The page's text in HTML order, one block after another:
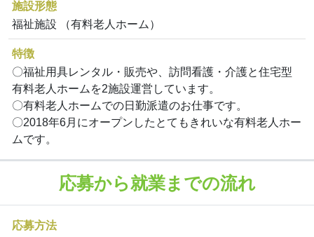
施設形態
福祉施設 （有料老人ホーム）
特徴
〇福祉用具レンタル・販売や、訪問看護・介護と住宅型
有料老人ホームを2施設運営しています。
〇有料老人ホームでの日勤派遣のお仕事です。
〇2018年6月にオープンしたとてもきれいな有料老人ホー
ムです。
応募から就業までの流れ
応募方法